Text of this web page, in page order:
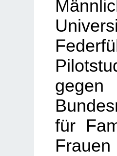
gegen
für